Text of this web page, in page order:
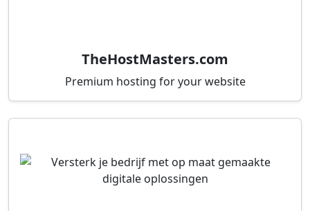
TheHostMasters.com
Premium hosting for your website